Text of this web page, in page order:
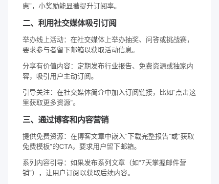
惠”，小奖励能显著提升订阅率。
二、利用社交媒体吸引订阅
举办线上活动：在社交媒体上举办抽奖、问答或挑战赛，
要求参与者留下邮箱以获取活动信息。
分享有价值内容：定期发布行业报告、免费资源或独家内
容，吸引用户主动订阅。
引导关注：在社交媒体简介中加入订阅链接，比如“点击这
里获取更多资源”。
三、通过博客和内容营销
提供免费资源：在博客文章中嵌入“下载完整报告”或“获取
免费模板”的CTA，要求用户留下邮箱。
系列内容引导：如果发布系列文章（如“7天掌握邮件营
销”），让用户订阅以获取后续内容。